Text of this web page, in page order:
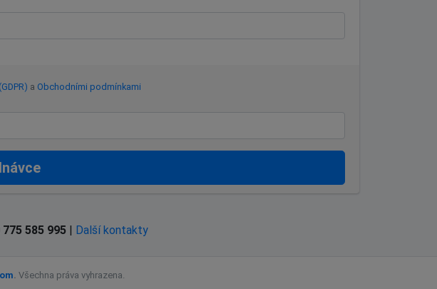
a Obchodními podmínkami
585 995 | Další kontakty
. Všechna práva vyhrazena.